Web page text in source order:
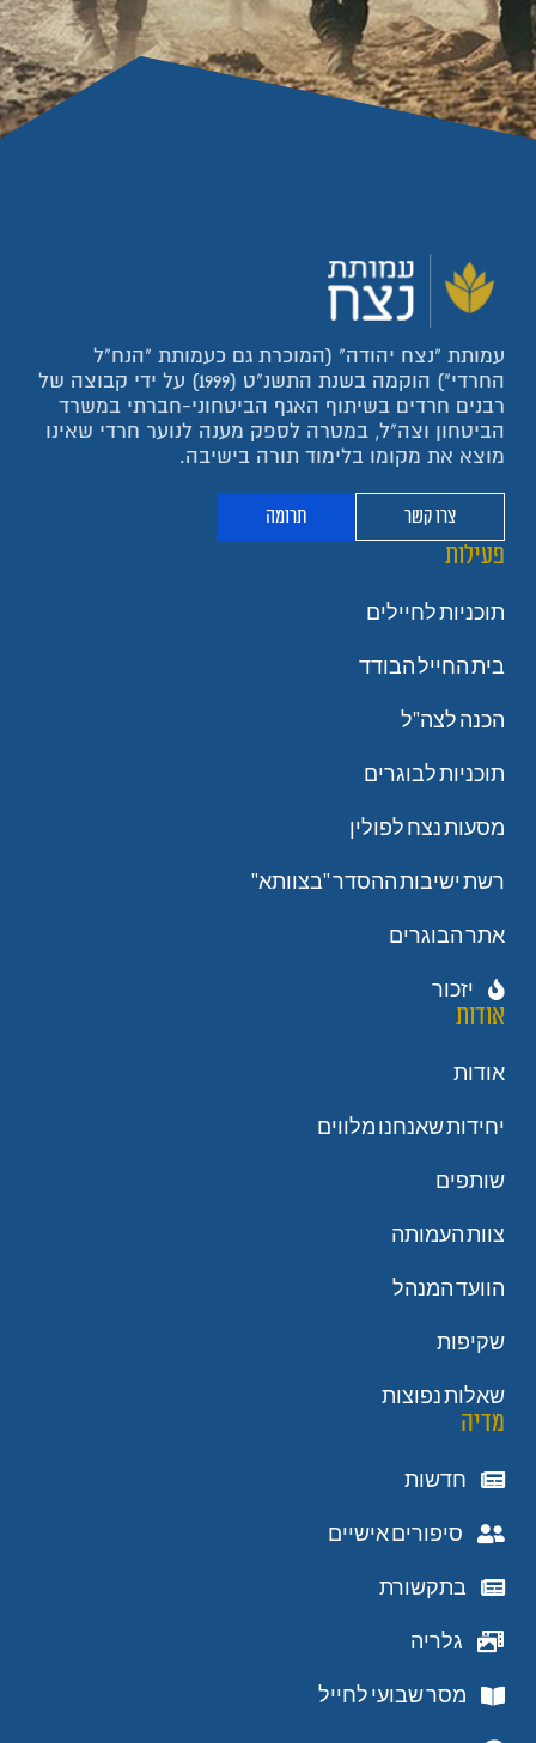
עמותת "נצח יהודה" (המוכרת גם כעמותת "הנח"ל
החרדי") הוקמה בשנת התשנ"ט (1999) על ידי קבוצה של
רבנים חרדים בשיתוף האגף הביטחוני-חברתי במשרד
הביטחון וצה"ל, במטרה לספק מענה לנוער חרדי שאינו
מוצא את מקומו בלימוד תורה בישיבה.
צרו קשר תרומה
פעילות
תוכניות לחיילים
בית החייל הבודד
הכנה לצה"ל
תוכניות לבוגרים
מסעות נצח לפולין
רשת ישיבות ההסדר "בצוותא"
אתר הבוגרים
יזכור
אודות
אודות
יחידות שאנחנו מלווים
שותפים
צוות העמותה
הוועד המנהל
שקיפות
שאלות נפוצות
מדיה
חדשות
סיפורים אישיים
בתקשורת
גלריה
מסר שבועי לחייל